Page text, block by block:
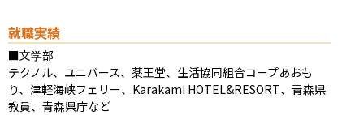
就職実績
■文学部
テクノル、ユニバース、薬王堂、生活協同組合コープあおも
り、津軽海峡フェリー、Karakami HOTEL&RESORT、青森県
教員、青森県庁など